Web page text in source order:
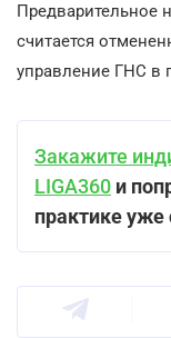
Предварительное
считается
управление ГНС в
Закажите
LIGA360 и
практике уже